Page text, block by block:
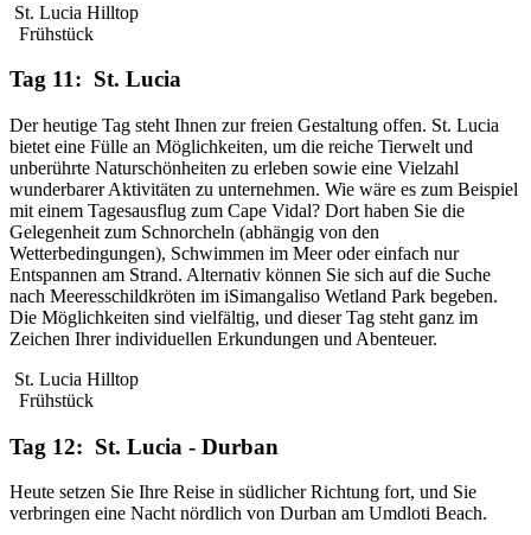
St. Lucia Hilltop
Frühstück
Tag 11: St. Lucia
Der heutige Tag steht Ihnen zur freien Gestaltung offen. St. Lucia
bietet eine Fülle an Möglichkeiten, um die reiche Tierwelt und
unberührte Naturschönheiten zu erleben sowie eine Vielzahl
wunderbarer Aktivitäten zu unternehmen. Wie wäre es zum Beispiel
mit einem Tagesausflug zum Cape Vidal? Dort haben Sie die
Gelegenheit zum Schnorcheln (abhängig von den
Wetterbedingungen), Schwimmen im Meer oder einfach nur
Entspannen am Strand. Alternativ können Sie sich auf die Suche
nach Meeresschildkröten im iSimangaliso Wetland Park begeben.
Die Möglichkeiten sind vielfältig, und dieser Tag steht ganz im
Zeichen Ihrer individuellen Erkundungen und Abenteuer.
St. Lucia Hilltop
Frühstück
Tag 12: St. Lucia - Durban
Heute setzen Sie Ihre Reise in südlicher Richtung fort, und Sie
verbringen eine Nacht nördlich von Durban am Umdloti Beach.